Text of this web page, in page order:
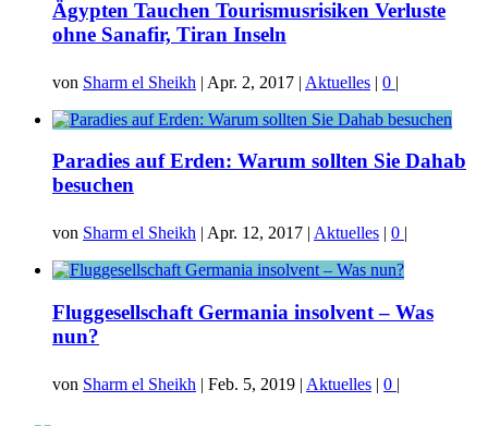
Ägypten Tauchen Tourismusrisiken Verluste
ohne Sanafir, Tiran Inseln
von Sharm el Sheikh | Apr. 2, 2017 | Aktuelles | 0 |
Paradies auf Erden: Warum sollten Sie Dahab
besuchen
von Sharm el Sheikh | Apr. 12, 2017 | Aktuelles | 0 |
Fluggesellschaft Germania insolvent – Was
nun?
von Sharm el Sheikh | Feb. 5, 2019 | Aktuelles | 0 |